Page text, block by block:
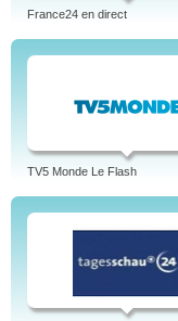
France24 en direct
TV5 Monde Le Flash